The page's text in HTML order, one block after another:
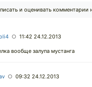
и оценивать комментарии
○ 11:42 24.12.2013
вообще залупа мустанга
○ 09:32 24.12.2013